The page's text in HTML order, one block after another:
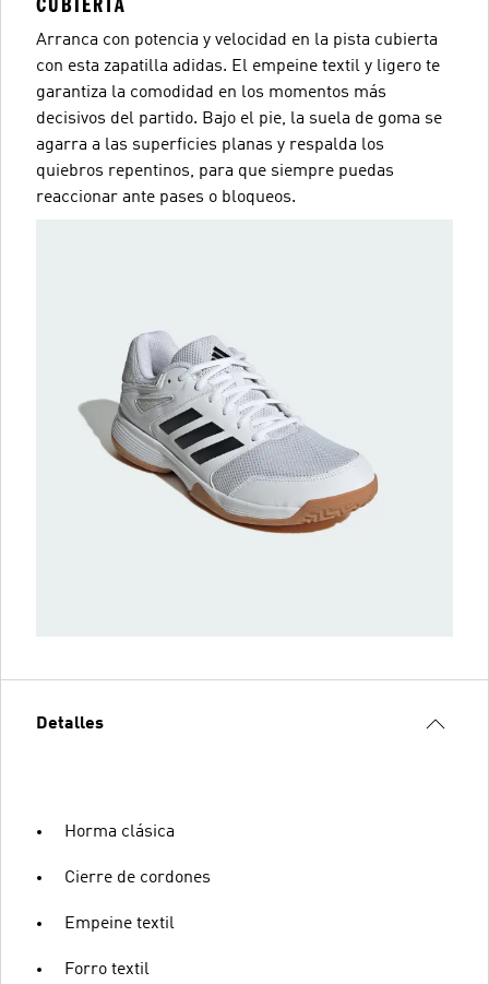
Arranca con potencia y velocidad en la pista cubierta
con esta zapatilla adidas. El empeine textil y ligero te
garantiza la comodidad en los momentos más
decisivos del partido. Bajo el pie, la suela de goma se
agarra a las superficies planas y respalda los
quiebros repentinos, para que siempre puedas
reaccionar ante pases o bloqueos.
Detalles
Horma clásica
Cierre de cordones
Empeine textil
Forro textil